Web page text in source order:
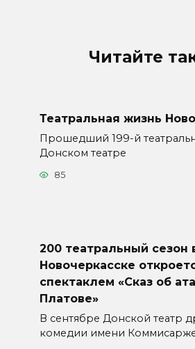
Читайте
Театральная жизнь
Прошедший 199-й
Донском театре
85
200 театральный сезон
Новочеркасске
спектаклем «Сказ об
Платове»
В сентябре Донской театр
комедии имени